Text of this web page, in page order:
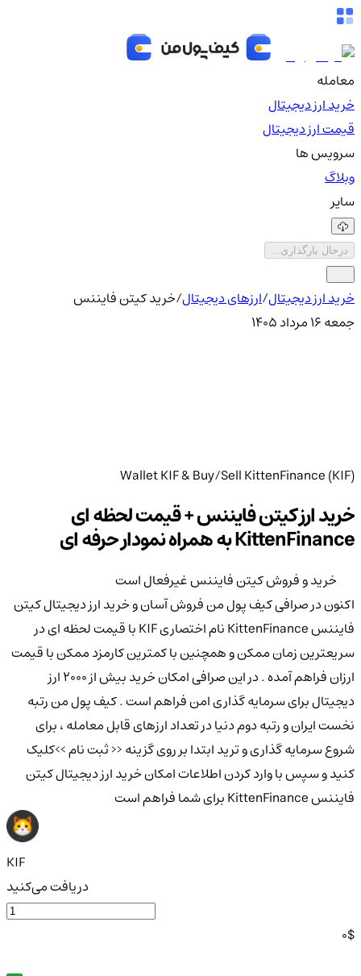
معامله
خرید ارز دیجیتال
قیمت ارز دیجیتال
سرویس ها
وبلاگ
سایر
درحال بارگذاری...
خرید ارز دیجیتال/ارزهای دیجیتال/خرید کیتن فایننس
جمعه ۱۶ مرداد ۱۴۰۵
Wallet KIF & Buy/Sell KittenFinance (KIF)
خرید ارز کیتن فایننس + قیمت لحظه ای
KittenFinance به همراه نمودار حرفه ای
خرید و فروش کیتن فایننس غیرفعال است
اکنون در صرافی کیف پول من فروش آسان و خرید ارز دیجیتال کیتن
فایننس KittenFinance نام اختصاری KIF با قیمت لحظه ای در
سریعترین زمان ممکن و همچنین با کمترین کارمزد ممکن با قیمت
ارزان فراهم آمده . در این صرافی امکان خرید بیش از 2000 ارز
دیجیتال برای سرمایه گذاری امن فراهم است . کیف پول من رتبه
نخست ایران و رتبه دوم دنیا در تعداد ارزهای قابل معامله ، برای
شروع سرمایه گذاری و ترید ابتدا بر روی گزینه << ثبت نام >>کلیک
کنید و سپس با وارد کردن اطلاعات امکان خرید ارز دیجیتال کیتن
فایننس KittenFinance برای شما فراهم است
KIF
دریافت می‌کنید
0$